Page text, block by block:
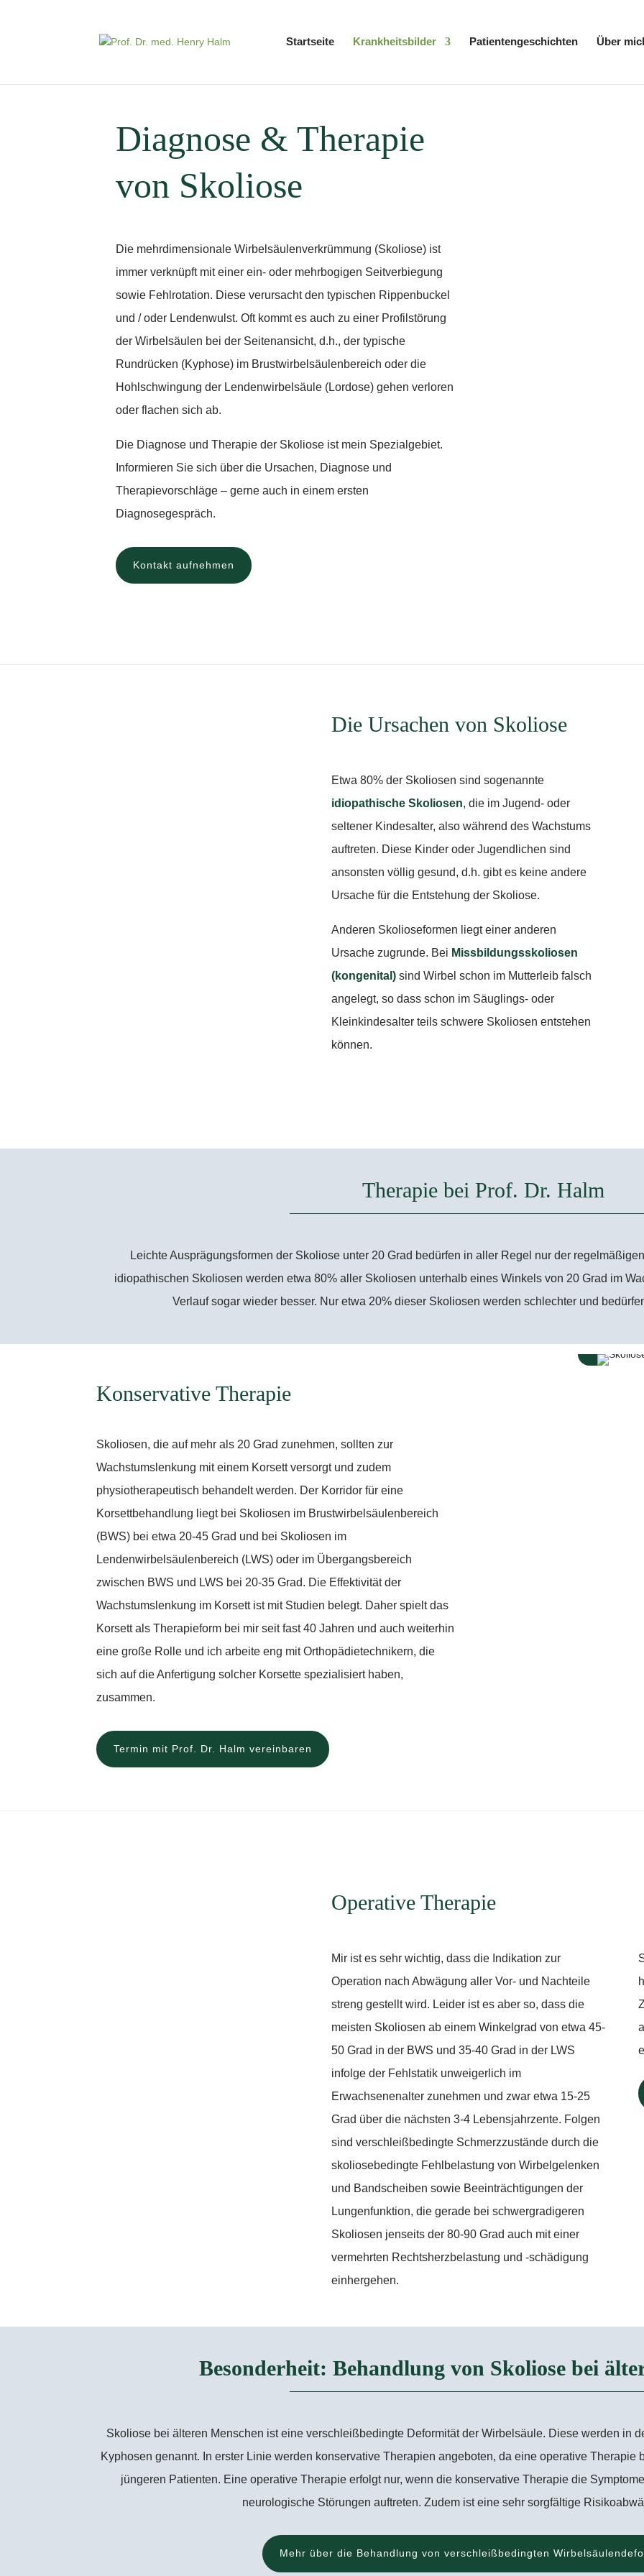
Startseite Krankheitsbilder Patientengeschichten Über
Diagnose & Therapie
von Skoliose
Die mehrdimensionale Wirbelsäulenverkrümmung (Skoliose) ist
immer verknüpft mit einer ein- oder mehrbogigen Seitverbiegung
sowie Fehlrotation. Diese verursacht den typischen Rippenbuckel
und / oder Lendenwulst. Oft kommt es auch zu einer Profilstörung
der Wirbelsäulen bei der Seitenansicht, d.h., der typische
Rundrücken (Kyphose) im Brustwirbelsäulenbereich oder die
Hohlschwingung der Lendenwirbelsäule (Lordose) gehen verloren
oder flachen sich ab.
Die Diagnose und Therapie der Skoliose ist mein Spezialgebiet.
Informieren Sie sich über die Ursachen, Diagnose und
Therapievorschläge – gerne auch in einem ersten
Diagnosegespräch.
Kontakt aufnehmen
Die Ursachen von Skoliose
Etwa 80% der Skoliosen sind sogenannte
idiopathische Skoliosen, die im Jugend- oder
seltener Kindesalter, also während des Wachstums
auftreten. Diese Kinder oder Jugendlichen sind
ansonsten völlig gesund, d.h. gibt es keine andere
Ursache für die Entstehung der Skoliose.
Anderen Skolioseformen liegt einer anderen
Ursache zugrunde. Bei Missbildungsskoliosen
(kongenital)sind Wirbel schon im Mutterleib falsch
angelegt, so dass schon im Säuglings- oder
Kleinkindesalter teils schwere Skoliosen entstehen
können.
Therapie bei Prof. Dr. Halm
Leichte Ausprägungsformen der Skoliose unter 20 Grad bedürfen in aller Regel nur der
idiopathischen Skoliosen werden etwa 80% aller Skoliosen unterhalb eines Winkels von 20 Grad im
Verlauf sogar wieder besser. Nur etwa 20% dieser Skoliosen werden schlechter und
Konservative Therapie
Skoliosen, die auf mehr als 20 Grad zunehmen, sollten zur
Wachstumslenkung mit einem Korsett versorgt und zudem
physiotherapeutisch behandelt werden. Der Korridor für eine
Korsettbehandlung liegt bei Skoliosen im Brustwirbelsäulenbereich
(BWS) bei etwa 20-45 Grad und bei Skoliosen im
Lendenwirbelsäulenbereich (LWS) oder im Übergangsbereich
zwischen BWS und LWS bei 20-35 Grad. Die Effektivität der
Wachstumslenkung im Korsett ist mit Studien belegt. Daher spielt das
Korsett als Therapieform bei mir seit fast 40 Jahren und auch weiterhin
eine große Rolle und ich arbeite eng mit Orthopädietechnikern, die
sich auf die Anfertigung solcher Korsette spezialisiert haben,
zusammen.
Termin mit Prof. Dr. Halm vereinbaren
Operative Therapie
Mir ist es sehr wichtig, dass die Indikation zur
Operation nach Abwägung aller Vor- und Nachteile
streng gestellt wird. Leider ist es aber so, dass die
meisten Skoliosen ab einem Winkelgrad von etwa 45-
50 Grad in der BWS und 35-40 Grad in der LWS
infolge der Fehlstatik unweigerlich im
Erwachsenenalter zunehmen und zwar etwa 15-25
Grad über die nächsten 3-4 Lebensjahrzente. Folgen
sind verschleißbedingte Schmerzzustände durch die
skoliosebedingte Fehlbelastung von Wirbelgelenken
und Bandscheiben sowie Beeinträchtigungen der
Lungenfunktion, die gerade bei schwergradigeren
Skoliosen jenseits der 80-90 Grad auch mit einer
vermehrten Rechtsherzbelastung und -schädigung
einhergehen.
Besonderheit: Behandlung von Skoliose bei
Skoliose bei älteren Menschen ist eine verschleißbedingte Deformität der Wirbelsäule. Diese werden in
Kyphosen genannt. In erster Linie werden konservative Therapien angeboten, da eine operative Therapie
jüngeren Patienten. Eine operative Therapie erfolgt nur, wenn die konservative Therapie die
neurologische Störungen auftreten. Zudem ist eine sehr sorgfältige
Mehr über die Behandlung von verschleißbedingten